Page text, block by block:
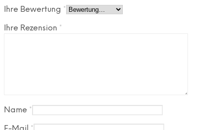
Ihre Bewertung *
Ihre Rezension *
Name *